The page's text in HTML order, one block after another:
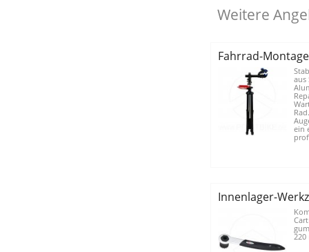
Weitere
Fahrrad-
aus
ein
Innenlager-
220